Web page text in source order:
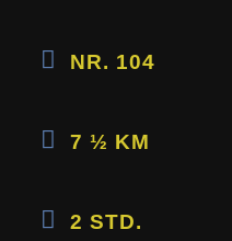
NR. 104
7 ½ KM
2 STD.